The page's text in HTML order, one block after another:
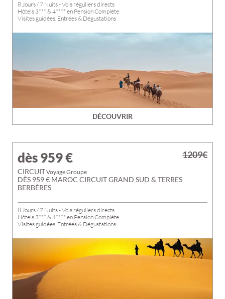
8 Jours / 7 Nuits - Vols réguliers directs
Hôtels 3*** & 4**** en Pension Complète
Visites guidées, Entrées & Dégustations
DÉCOUVRIR
dès 959€
CIRCUITVoyage Groupe
DÈS 959 € MAROC CIRCUIT GRAND SUD & TERRES
BERBÈRES
8 Jours / 7 Nuits - Vols réguliers directs
Hôtels 3*** & 4**** en Pension Complète
Visites guidées, Entrées & Dégustations
1209€